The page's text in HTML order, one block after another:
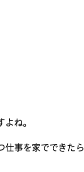
ね。
仕事を家でできたら